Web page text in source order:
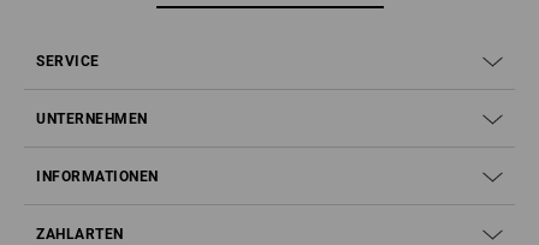
SERVICE
UNTERNEHMEN
INFORMATIONEN
ZAHLARTEN